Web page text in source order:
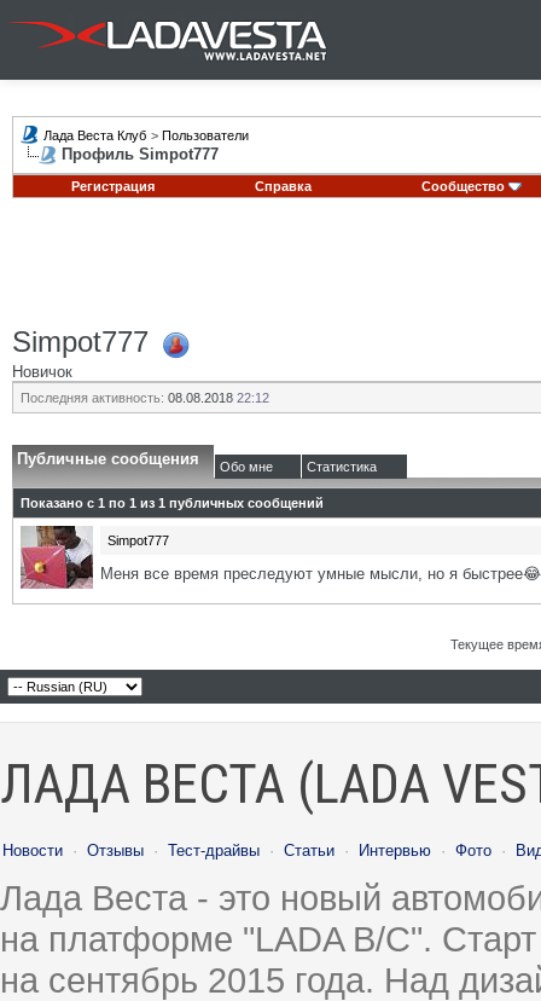
Лада Веста Клуб > Пользователи
Профиль Simpot777
Регистрация Справка Сообщество
Simpot777
Новичок
Последняя активность: 08.08.2018 22:12
Публичные сообщения Обо мне Статистика
Показано с 1 по 1 из 1 публичных сообщений
Simpot777
Меня все время преследуют умные мысли, но я быстрее😂
Текущее
ЛАДА ВЕСТА (LADA
Новости · Отзывы · Тест-драйвы · Статьи · Интервью · Фото ·
Лада Веста - это новый
на платформе "LADA B/C".
на сентябрь 2015 года. Над